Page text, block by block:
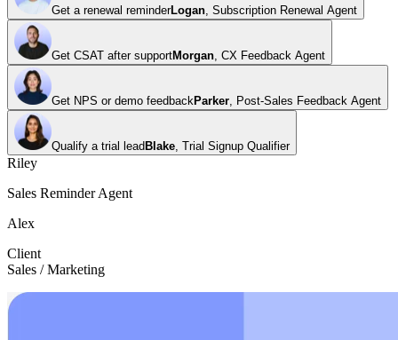
Get a renewal reminderLogan, Subscription Renewal Agent
Get CSAT after supportMorgan, CX Feedback Agent
Get NPS or demo feedbackParker, Post-Sales Feedback Agent
Qualify a trial lead Blake, Trial Signup Qualifier
Riley
Sales Reminder Agent
Alex
Client
Sales / Marketing